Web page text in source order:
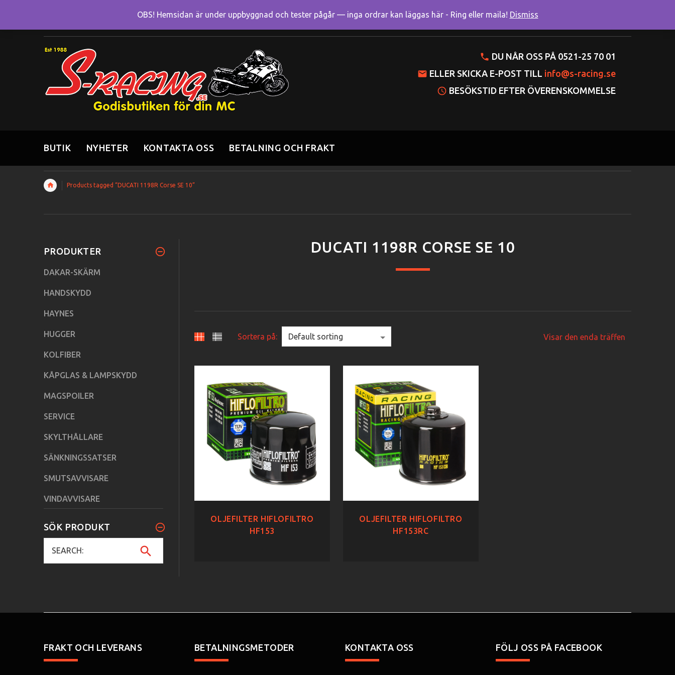
Mitt konto Varukorgen
DU NÅR OSS PÅ 0521-25 70 01
ELLER SKICKA E-POST TILL info@s-racing.se
BESÖKSTID EFTER ÖVERENSKOMMELSE
BUTIK NYHETER KONTAKTA OSS BETALNING OCH FRAKT
Products tagged “DUCATI 1198R Corse SE 10”
PRODUKTER
DAKAR-SKÄRM
HANDSKYDD
HAYNES
HUGGER
KOLFIBER
KÅPGLAS & LAMPSKYDD
MAGSPOILER
SERVICE
SKYLTHÅLLARE
SÄNKNINGSSATSER
SMUTSAVVISARE
VINDAVVISARE
SÖK PRODUKT
DUCATI 1198R CORSE SE 10
Sortera på: Visar den enda träffen
OLJEFILTER HIFLOFILTRO
HF153
OLJEFILTER HIFLOFILTRO
HF153RC
FRAKT OCH LEVERANS BETALNINGSMETODER KONTAKTA OSS FÖLJ OSS PÅ FACEBOOK
OBS! Hemsidan är under uppbyggnad och tester pågår — inga ordrar kan läggas här - Ring eller maila! Dismiss